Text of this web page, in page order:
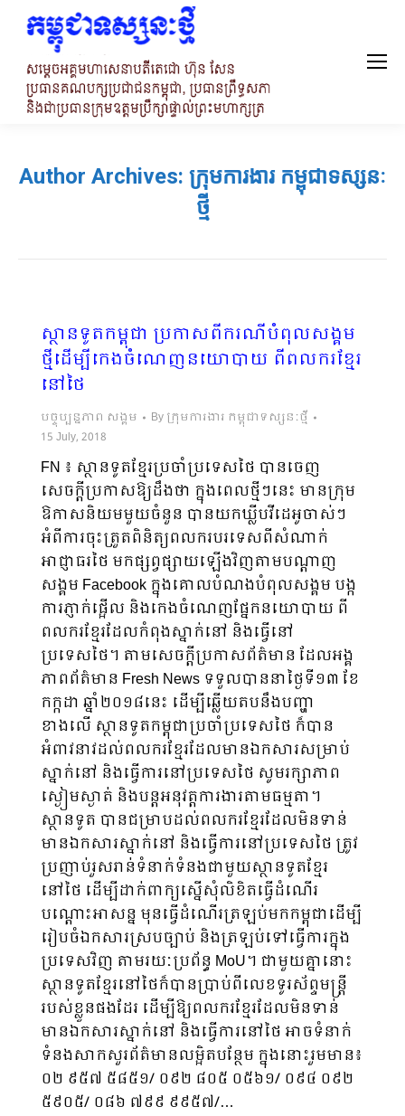
Author Archives: ក្រុមការងារ កម្ពុជាទស្សនៈ
ថ្មី
ស្ថានទូតកម្ពុជា​ ប្រកាសពីករណីបំពុលសង្គម​
ថ្មី​ដើម្បីកេងចំណេញនយោបាយ​ ​ពីពលករខ្មែរ
នៅថៃ
បច្ចុប្បន្នភាព សង្គម By ក្រុមការងារ កម្ពុជាទស្សនៈថ្មី
15 July, 2018
FN ៖ ស្ថានទូតខ្មែរប្រចាំប្រទេសថៃ បានចេញ
សេចក្ដីប្រកាសឱ្យដឹងថា ក្នុងពេលថ្មីៗនេះ មានក្រុម
ឱកាសនិយមមួយចំនួន​ បានយកឃ្លីបវីដេអូចាស់ៗ
អំពីការចុះត្រួតពិនិត្យពលករបរទេសពីសំណាក់
អាជ្ញាធរថៃ មកផ្សព្វផ្សាយឡើងវិញតាមបណ្ដាញ
សង្គម Facebook ក្នុងគោលបំណងបំពុលសង្គម បង្ក
ការភ្ញាក់ផ្អើល និងកេងចំណេញផ្នែកនយោបាយ ពី
ពលករខ្មែរដែលកំពុងស្នាក់នៅ និងធ្វើនៅ
ប្រទេសថៃ។ តាមសេចក្ដីប្រកាសព័ត៌មាន ដែលអង្គ
ភាពព័ត៌មាន Fresh News ទទួលបាននាថ្ងៃទី១៣ ខែ
កក្កដា ឆ្នាំ២០១៨នេះ ដើម្បីឆ្លើយតបនឹងបញ្ហា
ខាងលើ​ ស្ថានទូតកម្ពុជាប្រចាំប្រទេសថៃ ក៏បាន
អំពាវនាវដល់ពលករខ្មែរដែលមានឯកសារសម្រាប់
ស្នាក់នៅ និងធ្វើការនៅប្រទេសថៃ សូមរក្សាភាព
ស្ងៀមស្ងាត់ និងបន្តអនុវត្តការងារតាមធម្មតា។
ស្ថានទូត​ បានជម្រាបដល់ពលករខ្មែរដែលមិនទាន់
មានឯកសារស្នាក់នៅ និងធ្វើការនៅប្រទេសថៃ ត្រូវ
ប្រញាប់រួសរាន់ទំនាក់ទំនងជាមួយស្ថានទូតខ្មែរ
នៅថៃ ដើម្បីដាក់ពាក្យស្នើសុំលិខិតធ្វើដំណើរ
បណ្ដោះអាសន្ន មុនធ្វើដំណើរត្រឡប់មកកម្ពុជាដើម្បី
រៀបចំឯកសារស្របច្បាប់ និងត្រឡប់ទៅធ្វើការក្នុង
ប្រទេសវិញ តាមរយៈប្រព័ន្ធ MoU។ ជាមួយគ្នានោះ
ស្ថានទូតខ្មែរនៅថៃក៏បានប្រាប់ពីលេខទូរស័ព្ទមន្ត្រី
របស់ខ្លួនផងដែរ ដើម្បីឱ្យពលករខ្មែរដែលមិនទាន់
មានឯកសារស្នាក់នៅ និងធ្វើការនៅថៃ អាចទំនាក់
ទំនងសាកសួរព័ត៌មានលម្អិតបន្ថែម ក្នុងនោះរួមមាន៖
០២ ៩៥៧ ៥៨៥១/ ០៩២ ៨០៥ ០៥៦១/ ០៩៤ ០៩២
៥៩០៥/ ០៨៦ ៧៩៩ ៩៩៥៧/…